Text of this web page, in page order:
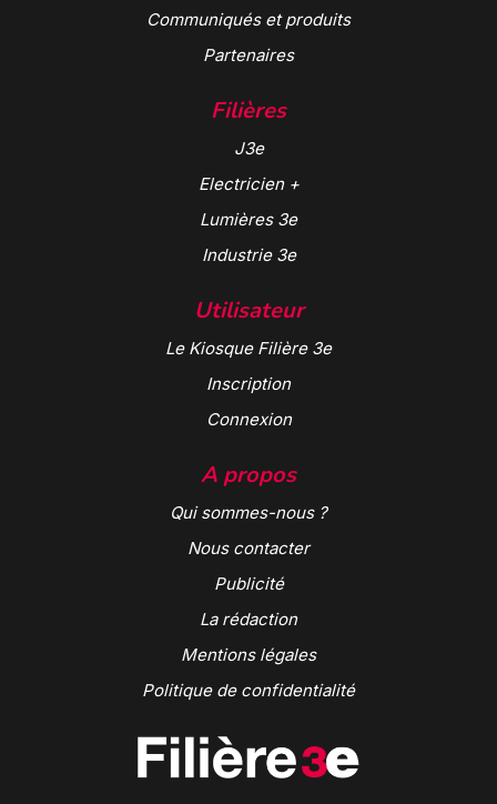
Communiqués et produits
Partenaires
Filières
J3e
Electricien +
Lumières 3e
Industrie 3e
Utilisateur
Le Kiosque Filière 3e
Inscription
Connexion
A propos
Qui sommes-nous ?
Nous contacter
Publicité
La rédaction
Mentions légales
Politique de confidentialité